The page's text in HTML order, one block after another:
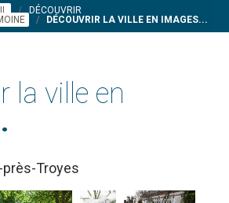
DÉCOUVRIR
DÉCOUVRIR LA VILLE EN IMAGES...
la ville en
près-Troyes